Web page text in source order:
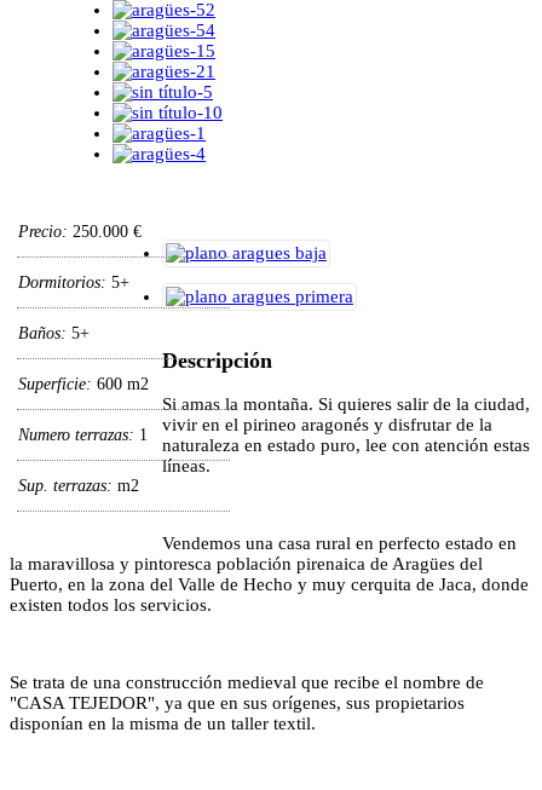
Precio: 250.000 €
Dormitorios: 5+
Baños: 5+
Superficie: 600 m2
Numero terrazas: 1
Sup. terrazas: m2
Descripción
Si amas la montaña. Si quieres salir de la ciudad,
vivir en el pirineo aragonés y disfrutar de la
naturaleza en estado puro, lee con atención estas
líneas.
Vendemos una casa rural en perfecto estado en
la maravillosa y pintoresca población pirenaica de Aragües del
Puerto, en la zona del Valle de Hecho y muy cerquita de Jaca, donde
existen todos los servicios.
Se trata de una construcción medieval que recibe el nombre de
"CASA TEJEDOR", ya que en sus orígenes, sus propietarios
disponían en la misma de un taller textil.